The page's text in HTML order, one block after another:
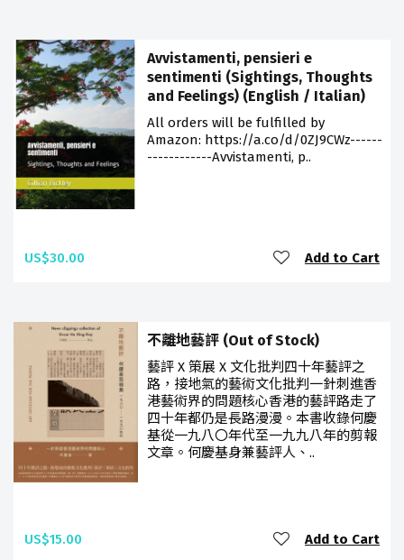
Avvistamenti, pensieri e
sentimenti (Sightings, Thoughts
and Feelings) (English / Italian)
All orders will be fulfilled by
Amazon: https://a.co/d/0ZJ9CWz------
------------Avvistamenti, p..
US$30.00 Add to Cart
不離地藝評 (Out of Stock)
藝評 X 策展 X 文化批判四十年藝評之
路，接地氣的藝術文化批判一針刺進香
港藝術界的問題核心香港的藝評路走了
四十年都仍是長路漫漫。本書收錄何慶
基從一九八〇年代至一九九八年的剪報
文章。何慶基身兼藝評人、..
US$15.00 Add to Cart